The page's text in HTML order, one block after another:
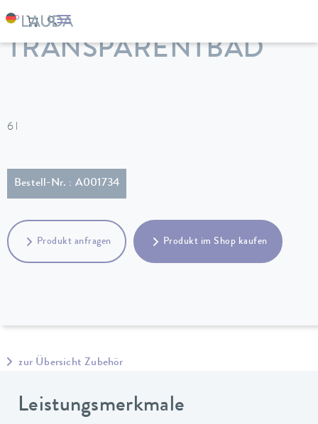
LAUDA Temperiergeräte
TRANSPARENTBAD
6 l
Bestell-Nr. : A001734
Produkt anfragen Produkt im Shop kaufen
zur Übersicht Zubehör
Leistungsmerkmale